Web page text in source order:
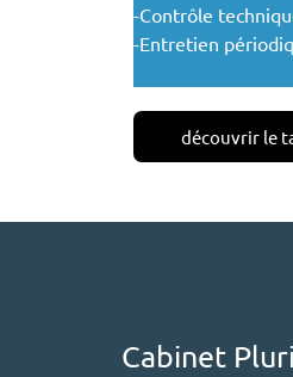
-Contrôle
-Entretien
découvrir le
Cabinet